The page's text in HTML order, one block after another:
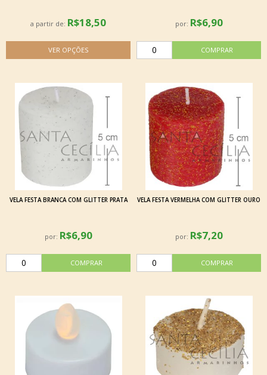
a partir de: R$18,50 por: R$6,90
VELA FESTA BRANCA COM GLITTER PRATA
por: R$6,90
VELA FESTA VERMELHA COM GLITTER OURO
por: R$7,20